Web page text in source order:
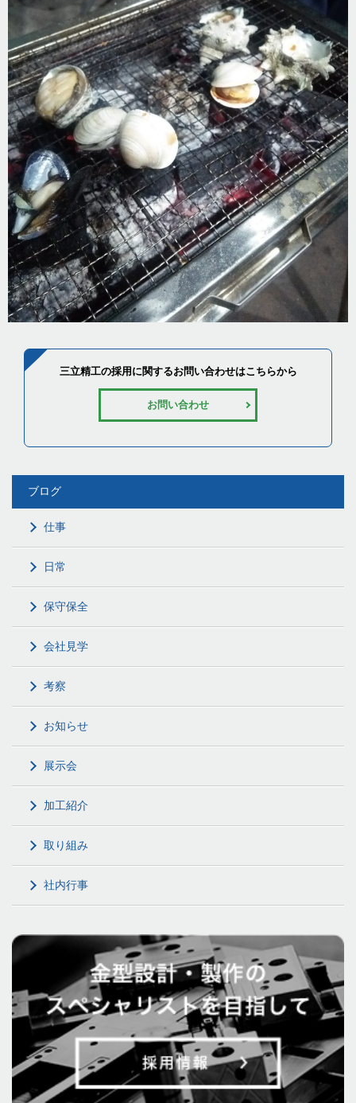
三立精工の採用に関するお問い合わせはこちらから
お問い合わせ
ブログ
仕事
日常
保守保全
会社見学
考察
お知らせ
展示会
加工紹介
取り組み
社内行事